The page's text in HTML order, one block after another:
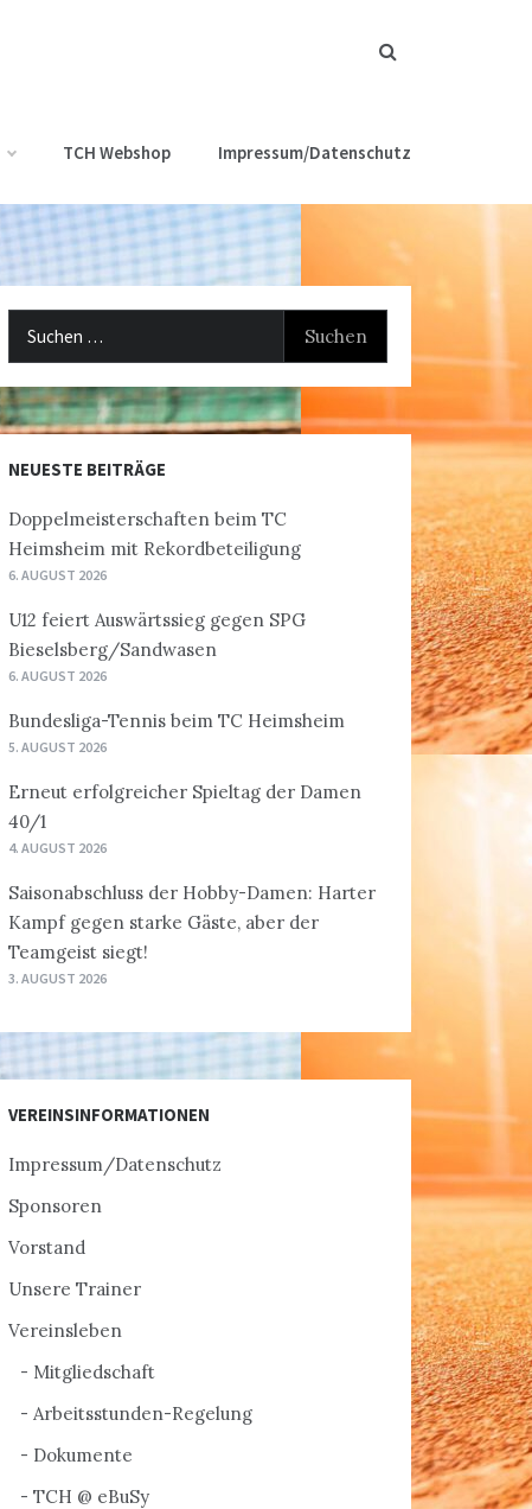
TCH Webshop Impressum/Datenschutz
NEUESTE BEITRÄGE
Doppelmeisterschaften beim TC
Heimsheim mit Rekordbeteiligung
6. AUGUST 2026
U12 feiert Auswärtssieg gegen SPG
Bieselsberg/Sandwasen
6. AUGUST 2026
Bundesliga-Tennis beim TC Heimsheim
5. AUGUST 2026
Erneut erfolgreicher Spieltag der Damen
40/1
4. AUGUST 2026
Saisonabschluss der Hobby-Damen: Harter
Kampf gegen starke Gäste, aber der
Teamgeist siegt!
3. AUGUST 2026
VEREINSINFORMATIONEN
Impressum/Datenschutz
Sponsoren
Vorstand
Unsere Trainer
Vereinsleben
Mitgliedschaft
Arbeitsstunden-Regelung
Dokumente
TCH @ eBuSy